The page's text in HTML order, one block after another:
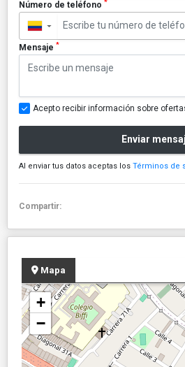
Número de teléfono *
▼
Mensaje *
Acepto recibir información sobre
Enviar
Al enviar tus datos aceptas los Términos de
Compartir:
Mapa
+
−